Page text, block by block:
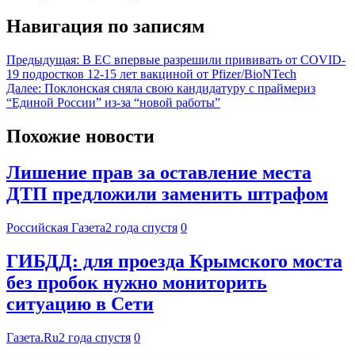
Навигация по записям
Предыдущая: В ЕС впервые разрешили прививать от COVID-
19 подростков 12-15 лет вакциной от Pfizer/BioNTech
Далее: Поклонская сняла свою кандидатуру с праймериз
“Единой России” из-за “новой работы”
Похожие новости
Лишение прав за оставление места
ДТП предложили заменить штрафом
Российская Газета2 года спустя 0
ГИБДД: для проезда Крымского моста
без пробок нужно мониторить
ситуацию в Сети
Газета.Ru2 года спустя 0